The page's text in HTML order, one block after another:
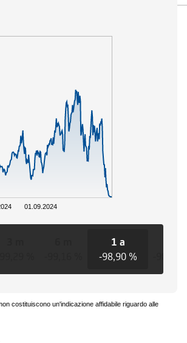
01.09.2024
1 a
-98,90 %
costituiscono un'indicazione affidabile riguardo alle